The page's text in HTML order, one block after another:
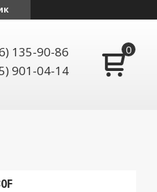
135-90-86
901-04-14